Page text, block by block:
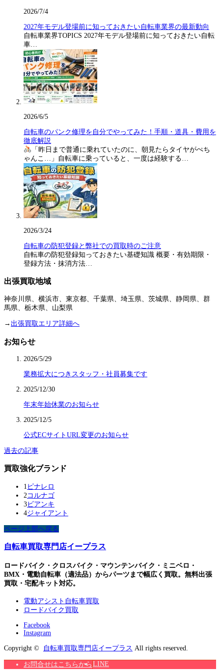
2026/7/4
2027年モデル登場前に知っておきたい自転車業界の最新動向
自転車業界TOPICS 2027年モデル登場前に知っておきたい自転
車…
2026/6/5
自転車のパンク修理を自分でやってみた！手順・道具・費用を
徹底解説
「昨日まで普通に乗れていたのに、朝見たらタイヤがぺち
ゃんこ…」自転車に乗っていると、一度は経験する…
2026/3/24
自転車の防犯登録と弊社での買取時のご注意
自転車の防犯登録知っておきたい基礎知識 概要・有効期限・
登録方法・抹消方法…
出張買取地域
神奈川県、横浜市、東京都、千葉県、埼玉県、茨城県、静岡県、群
馬県、栃木県、山梨県
→ 出張買取エリア詳細へ
お知らせ
2026/5/29
業務拡大につきスタッフ・社員募集です
2025/12/30
年末年始休業のお知らせ
2025/12/5
公式ECサイトURL変更のお知らせ
過去の記事
買取強化ブランド
1 ピナレロ
2 コルナゴ
3ビアンキ
4ジャイアント
ページ上部へ戻る
自転車買取専門店イープラス
ロードバイク・クロスバイク・マウンテンバイク・ミニベロ・
BMX・電動自転車（適法品）からパーツまで幅広く買取。無料出張
買取・宅配キット対応。
電動アシスト自転車買取
ロードバイク買取
Facebook
Instagram
Copyright © 自転車買取専門店イープラス All rights reserved.
お問合せはこちらから LINE